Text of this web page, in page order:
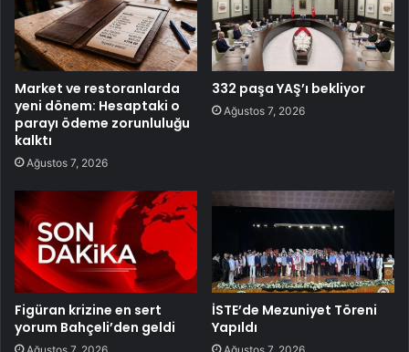
Market ve restoranlarda
yeni dönem: Hesaptaki o
parayı ödeme zorunluluğu
kalktı
Ağustos 7, 2026
332 paşa YAŞ’ı bekliyor
Ağustos 7, 2026
Figüran krizine en sert
yorum Bahçeli’den geldi
İSTE’de Mezuniyet Töreni
Yapıldı